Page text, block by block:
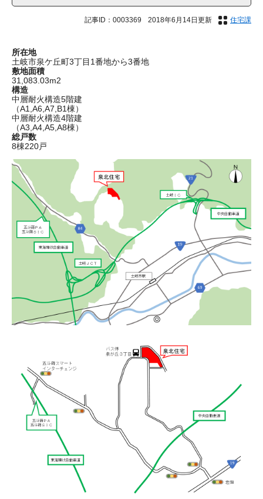
記事ID：0003369 2018年6月14日更新 住宅課
所在地
土岐市泉ケ丘町3丁目1番地から3番地
敷地面積
31,083.03m2
構造
中層耐火構造5階建
（A1,A6,A7,B1棟）
中層耐火構造4階建
（A3,A4,A5,A8棟）
総戸数
8棟220戸